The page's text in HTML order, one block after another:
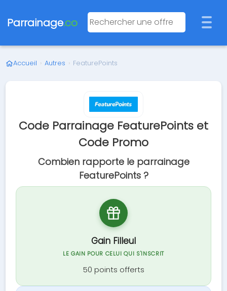
Parrainage.co
Accueil › Autres › FeaturePoints
Code Parrainage FeaturePoints et
Code Promo
Combien rapporte le parrainage
FeaturePoints ?
Gain Filleul
LE GAIN POUR CELUI QUI S'INSCRIT
50 points offerts